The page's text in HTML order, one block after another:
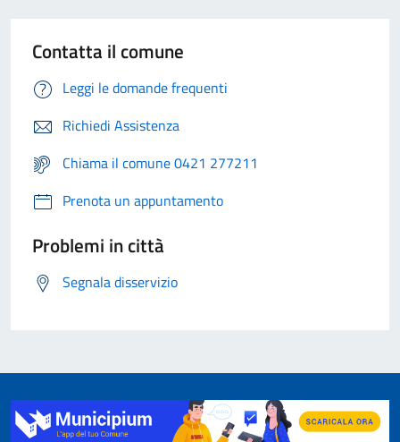
Contatta il comune
Leggi le domande frequenti
Richiedi Assistenza
Chiama il comune 0421 277211
Prenota un appuntamento
Problemi in città
Segnala disservizio